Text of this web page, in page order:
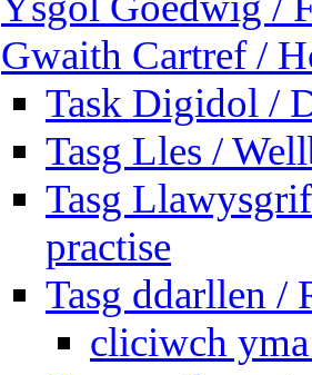
Gwaith Cartref /
Task Digidol /
Tasg Lles /
Tasg
practise
Tasg ddarllen /
cliciwch